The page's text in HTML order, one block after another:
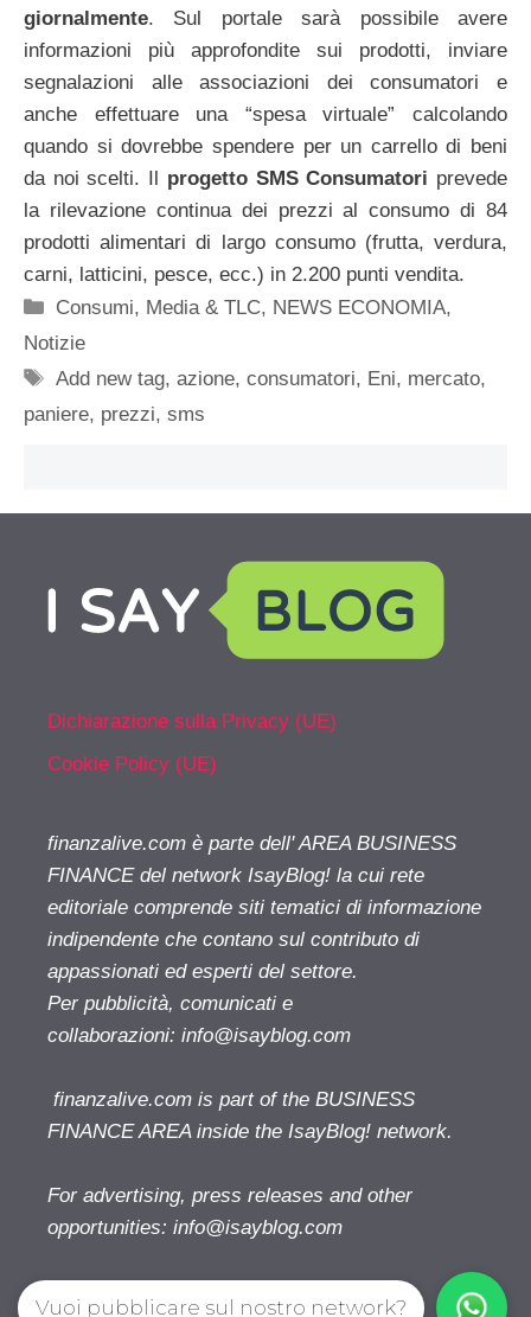
giornalmente. Sul portale sarà possibile avere
informazioni più approfondite sui prodotti, inviare
segnalazioni alle associazioni dei consumatori e
anche effettuare una “spesa virtuale” calcolando
quando si dovrebbe spendere per un carrello di beni
da noi scelti. Il progetto SMS Consumatori prevede
la rilevazione continua dei prezzi al consumo di 84
prodotti alimentari di largo consumo (frutta, verdura,
carni, latticini, pesce, ecc.) in 2.200 punti vendita.
Categorie
Consumi, Media & TLC, NEWS ECONOMIA,
Notizie
Tag
Add new tag,azione,consumatori, Eni, mercato,
paniere, prezzi, sms
Dichiarazione sulla Privacy (UE)
Cookie Policy (UE)
finanzalive.com è parte dell' AREA BUSINESS
FINANCE del network IsayBlog! la cui rete
editoriale comprende siti tematici di informazione
indipendente che contano sul contributo di
appassionati ed esperti del settore.
Per pubblicità, comunicati e
collaborazioni: info@isayblog.com
finanzalive.com is part of the BUSINESS
FINANCE AREA inside the IsayBlog! network.
For advertising, press releases and other
opportunities: info@isayblog.com
Vuoi pubblicare sul nostro network?